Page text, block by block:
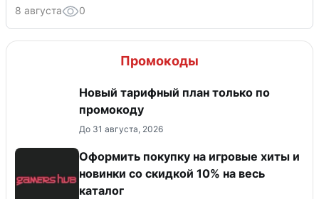
8 августа 0
Промокоды
Новый тарифный план только по
промокоду
До 31 августа, 2026
Оформить покупку на игровые хиты и
новинки со скидкой 10% на весь
каталог